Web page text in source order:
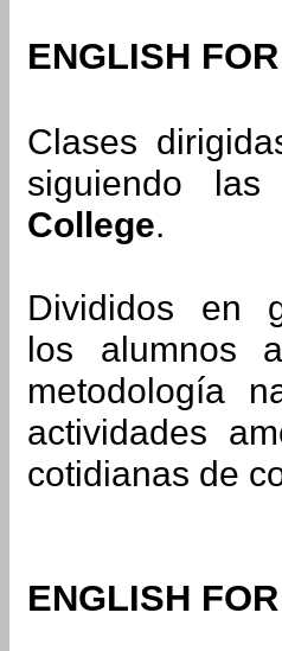
ENGLISH
Clases
siguiendo
College.
Divididos en
los alumnos
metodología
actividades
cotidianas de
ENGLISH